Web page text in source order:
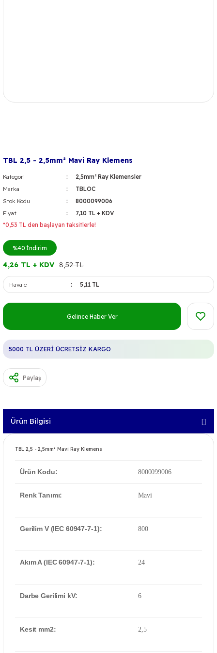
TBL 2,5 - 2,5mm² Mavi Ray Klemens
Kategori
2,5mm² Ray Klemensler
Marka
TBLOC
Stok Kodu
8000099006
Fiyat
7,10 TL + KDV
*0,53 TL den başlayan taksitlerle!
%40 İndirim
4,26 TL + KDV 8,52 TL
Havale 5,11 TL
Gelince Haber Ver
5000 TL ÜZERİ ÜCRETSİZ KARGO
Paylaş
Ürün Bilgisi
TBL 2,5 - 2,5mm² Mavi Ray Klemens
Ürün Kodu: 8000099006
Renk Tanımı: Mavi
Gerilim V (IEC 60947-7-1): 800
Akım A (IEC 60947-7-1): 24
Darbe Gerilimi kV: 6
Kesit mm2: 2,5